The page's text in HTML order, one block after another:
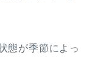
態が季節によっ